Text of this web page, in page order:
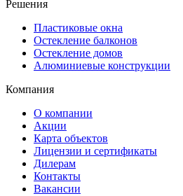
Решения
Пластиковые окна
Остекление балконов
Остекление домов
Алюминиевые конструкции
Компания
О компании
Акции
Карта объектов
Лицензии и сертификаты
Дилерам
Контакты
Вакансии